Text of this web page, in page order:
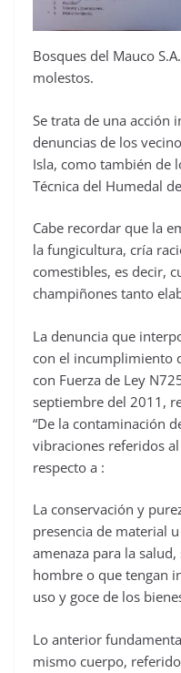
Bosques del Mauco
molestos.
Se trata de una acción
denuncias de los
Isla, como también de
Técnica del Humedal
Cabe recordar que la
la fungicultura, cría
comestibles, es decir,
champiñones tanto
La denuncia que
con el incumplimiento
con Fuerza de Ley
septiembre del 2011,
“De la contaminación
vibraciones referidos
respecto a :
La conservación y
presencia de material
amenaza para la
hombre o que tengan
uso y goce de los
Lo anterior
mismo cuerpo,